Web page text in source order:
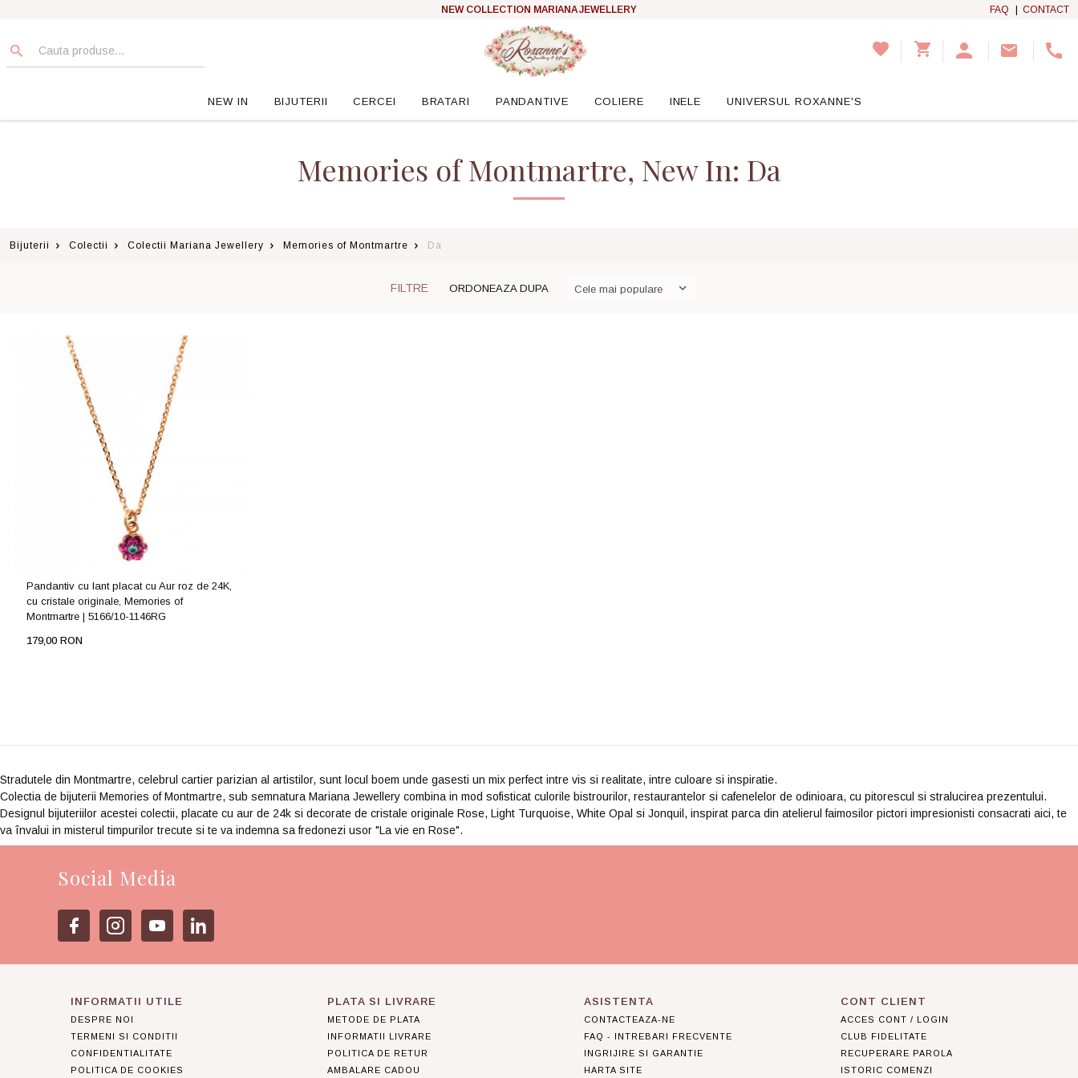
NEW COLLECTION MARIANA JEWELLERY FAQ CONTACT
NEW IN BIJUTERII CERCEI BRATARI PANDANTIVE COLIERE INELE UNIVERSUL ROXANNE'S
Memories of Montmartre, New In: Da
Bijuterii Colectii Colectii Mariana Jewellery Memories of Montmartre Da
FILTRE ORDONEAZA DUPA
Pandantiv cu lant placat cu Aur roz de 24K,
cu cristale originale, Memories of
Montmartre | 5166/10-1146RG
179,00 RON
Stradutele din Montmartre, celebrul cartier parizian al artistilor, sunt locul boem unde gasesti un mix perfect intre vis si realitate, intre culoare si inspiratie.
Colectia de bijuterii Memories of Montmartre, sub semnatura Mariana Jewellery combina in mod sofisticat culorile bistrourilor, restaurantelor si cafenelelor de odinioara, cu pitorescul si stralucirea prezentului.
Designul bijuteriilor acestei colectii, placate cu aur de 24k si decorate de cristale originale Rose, Light Turquoise, White Opal si Jonquil, inspirat parca din atelierul faimosilor pictori impresionisti consacrati aici, te
va învalui in misterul timpurilor trecute si te va indemna sa fredonezi usor "La vie en Rose".
Social Media
INFORMATII UTILE
DESPRE NOI
TERMENI SI CONDITII
CONFIDENTIALITATE
POLITICA DE COOKIES
PLATA SI LIVRARE
METODE DE PLATA
INFORMATII LIVRARE
POLITICA DE RETUR
AMBALARE CADOU
ASISTENTA
CONTACTEAZA-NE
FAQ - INTREBARI FRECVENTE
INGRIJIRE SI GARANTIE
HARTA SITE
CONT CLIENT
ACCES CONT / LOGIN
CLUB FIDELITATE
RECUPERARE PAROLA
ISTORIC COMENZI